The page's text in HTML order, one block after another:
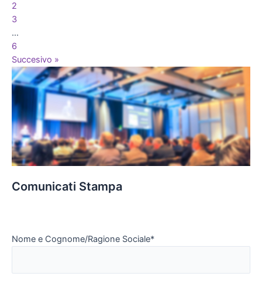
2
3
…
6
Succesivo »
Comunicati Stampa
Nome e Cognome/Ragione Sociale*